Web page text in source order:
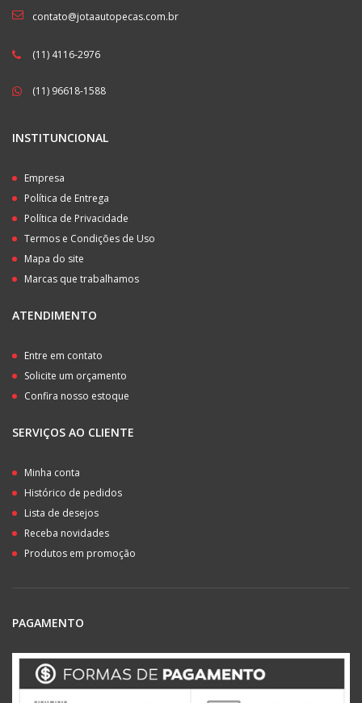
contato@jotaautopecas.com.br
(11) 4116-2976
(11) 96618-1588
INSTITUNCIONAL
Empresa
Política de Entrega
Política de Privacidade
Termos e Condições de Uso
Mapa do site
Marcas que trabalhamos
ATENDIMENTO
Entre em contato
Solicite um orçamento
Confira nosso estoque
SERVIÇOS AO CLIENTE
Minha conta
Histórico de pedidos
Lista de desejos
Receba novidades
Produtos em promoção
PAGAMENTO